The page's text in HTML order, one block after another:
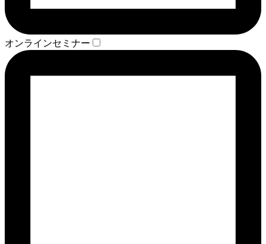
オンラインセミナー